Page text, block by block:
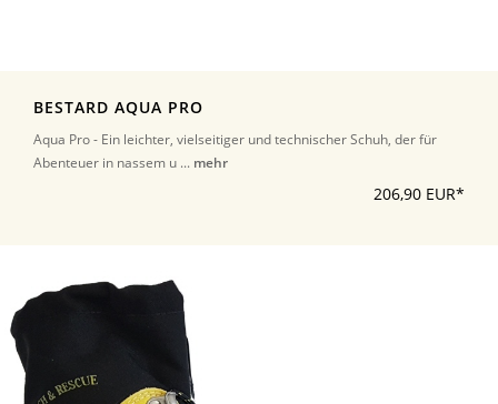
BESTARD AQUA PRO
Aqua Pro - Ein leichter, vielseitiger und technischer Schuh, der für
Abenteuer in nassem u ... mehr
206,90 EUR*